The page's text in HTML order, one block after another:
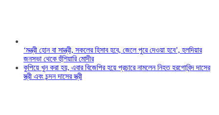
‘মন্ত্রী হোন বা সান্ত্রী, সকলের হিসাব হবে, জেলে পুরে দেওয়া হবে’, হলদিয়ার
জনসভা থেকে হুঁশিয়ারি মোদীর
কুপিয়ে খুন করা হয়, এবার বিজেপির হয়ে প্রচারে নামলেন নিহত হরগোবিন্দ দাসের
স্ত্রী এবং চন্দন দাসের স্ত্রী